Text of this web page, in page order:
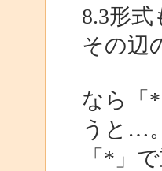
8.3形
その辺
なら「
うと…。
「*」